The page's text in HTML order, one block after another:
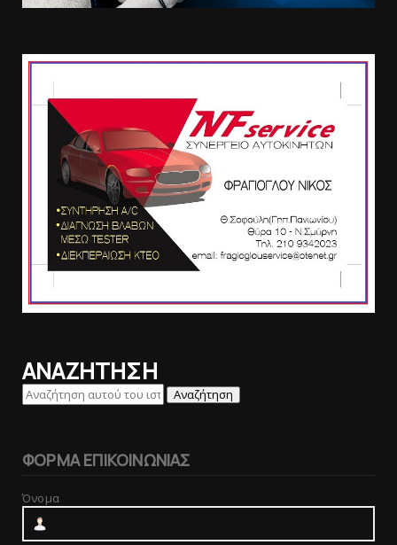
ΑΝΑΖΗΤΗΣΗ
ΦΟΡΜΑ ΕΠΙΚΟΙΝΩΝΙΑΣ
Όνομα